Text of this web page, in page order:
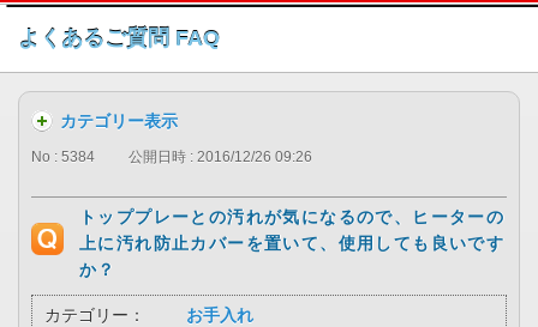
このページの本文へ
よくあるご質問 FAQ
カテゴリー表示
No : 5384 公開日時 : 2016/12/26 09:26
トッププレーとの汚れが気になるので、ヒーターの
上に汚れ防止カバーを置いて、使用しても良いです
か？
カテゴリー： お手入れ